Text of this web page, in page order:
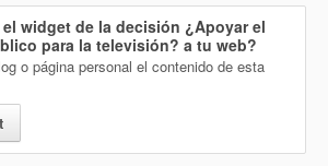
widget de la decisión ¿Apoyar el
para la televisión? a tu web?
o página personal el contenido de esta